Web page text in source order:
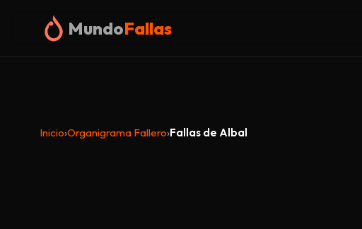
MundoFallas
Inicio›Organigrama Fallero›Fallas de Albal